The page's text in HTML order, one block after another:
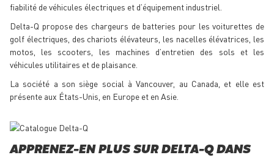
fiabilité de véhicules électriques et d’équipement industriel.
Delta-Q propose des chargeurs de batteries pour les voiturettes de
golf électriques, des chariots élévateurs, les nacelles élévatrices, les
motos, les scooters, les machines d’entretien des sols et les
véhicules utilitaires et de plaisance.
La société a son siège social à Vancouver, au Canada, et elle est
présente aux États-Unis, en Europe et en Asie.
APPRENEZ-EN PLUS SUR DELTA-Q DANS